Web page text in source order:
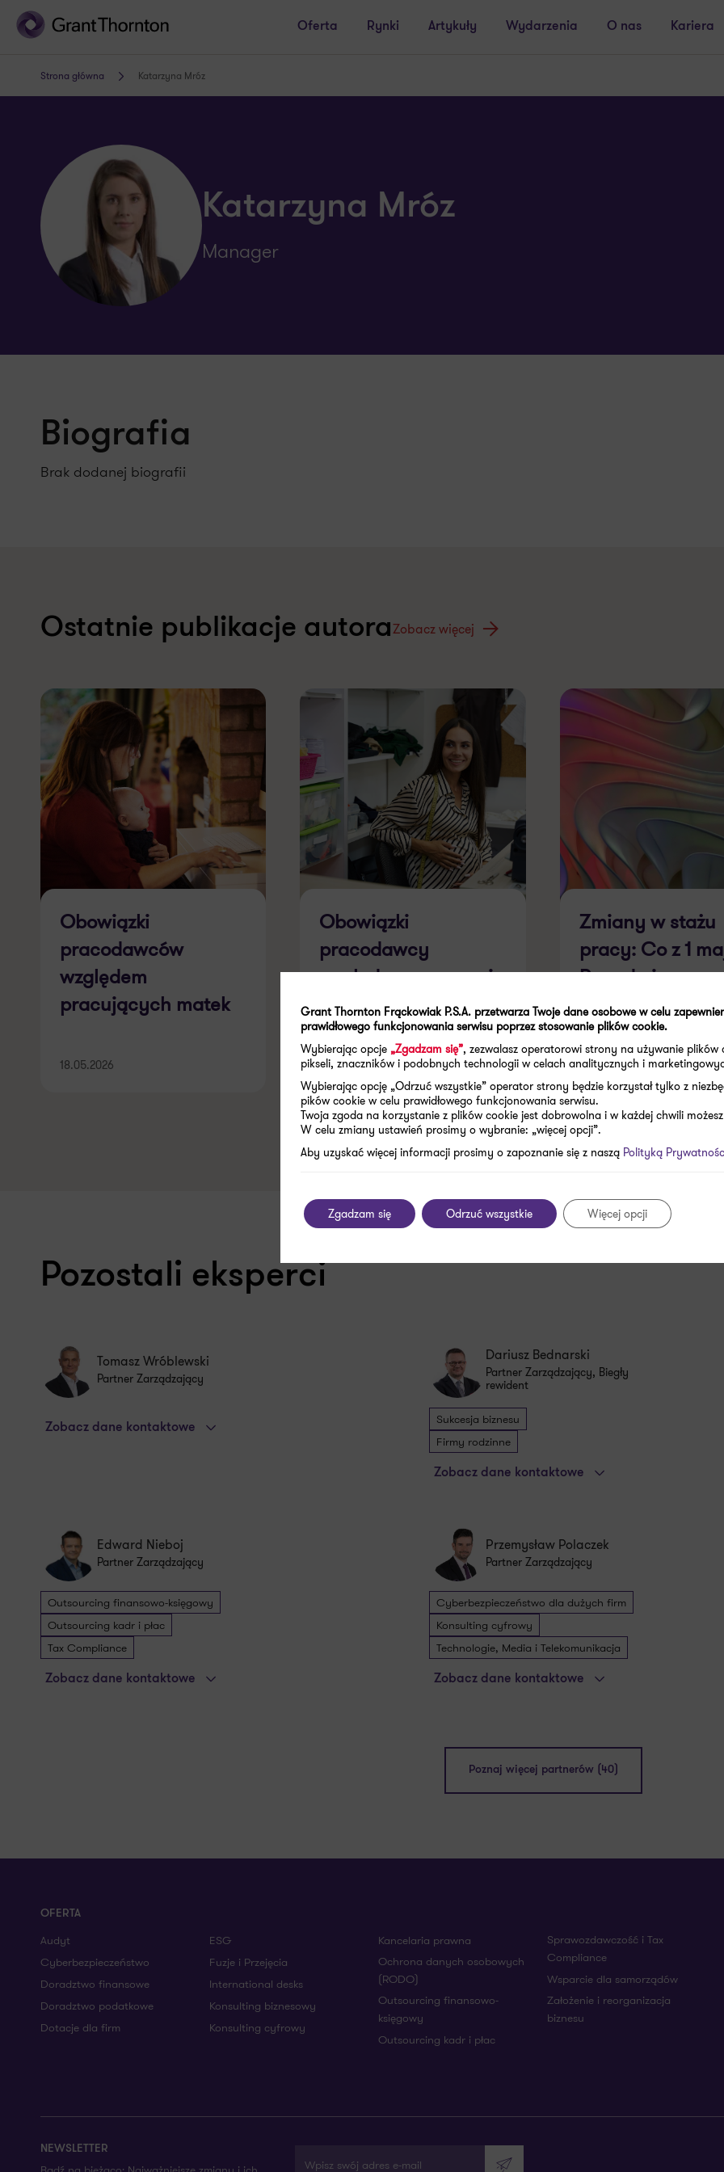
Oferta Rynki Artykuły Wydarzenia O nas Kariera
Strona główna Katarzyna Mróz
Katarzyna Mróz
Manager
Biografia
Brak dodanej biografii
Ostatnie publikacje autoraZobacz więcej
Obowiązki
pracodawców
względem
pracujących matek
18.05.2026
Obowiązki
pracodawcy
względem pracownic
w ciąży
18.05.2026
Zmiany w stażu
pracy: Co z 1
Prawda i
#47
28.04.2026
Pozostali eksperci
Tomasz Wróblewski
Partner Zarządzający
Zobacz dane kontaktowe
Dariusz Bednarski
Partner Zarządzający, Biegły
rewident
Sukcesja biznesu
Firmy rodzinne
Zobacz dane kontaktowe
Edward Nieboj
Partner Zarządzający
Outsourcing finansowo-księgowy
Outsourcing kadr i płac
Tax Compliance
Zobacz dane kontaktowe
Przemysław Polaczek
Partner Zarządzający
Cyberbezpieczeństwo dla dużych firm
Konsulting cyfrowy
Technologie, Media i Telekomunikacja
Zobacz dane kontaktowe
Poznaj więcej partnerów (40)
OFERTA
Audyt
Cyberbezpieczeństwo
Doradztwo finansowe
Doradztwo podatkowe
Dotacje dla firm
ESG
Fuzje i Przejęcia
International desks
Konsulting biznesowy
Konsulting cyfrowy
Kancelaria prawna
Ochrona danych osobowych
(RODO)
Outsourcing finansowo-
księgowy
Outsourcing kadr i płac
Sprawozdawczość i Tax
Compliance
Wsparcie dla samorządów
Założenie i reorganizacja
biznesu
NEWSLETTER
Wyślij
Grant Thornton Frąckowiak P.S.A. przetwarza Twoje dane osobowe w celu
prawidłowego funkcjonowania serwisu poprzez stosowanie plików cookie.
Wybierając opcje „Zgadzam się”, zezwalasz operatorowi strony na używanie plików
pikseli, znaczników i podobnych technologii w celach analitycznych i
Wybierając opcję „Odrzuć wszystkie” operator strony będzie korzystał tylko z
pików cookie w celu prawidłowego funkcjonowania serwisu.
Twoja zgoda na korzystanie z plików cookie jest dobrowolna i w każdej chwili
W celu zmiany ustawień prosimy o wybranie: „więcej opcji”.
Aby uzyskać więcej informacji prosimy o zapoznanie się z naszą Polityką
Zgadzam się Odrzuć wszystkie Więcej opcji